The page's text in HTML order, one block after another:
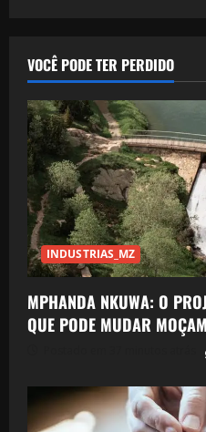
VOCÊ PODE TER PERDIDO
INDUSTRIAS_MZ
MPHANDA NKUWA: O
QUE PODE MUDAR